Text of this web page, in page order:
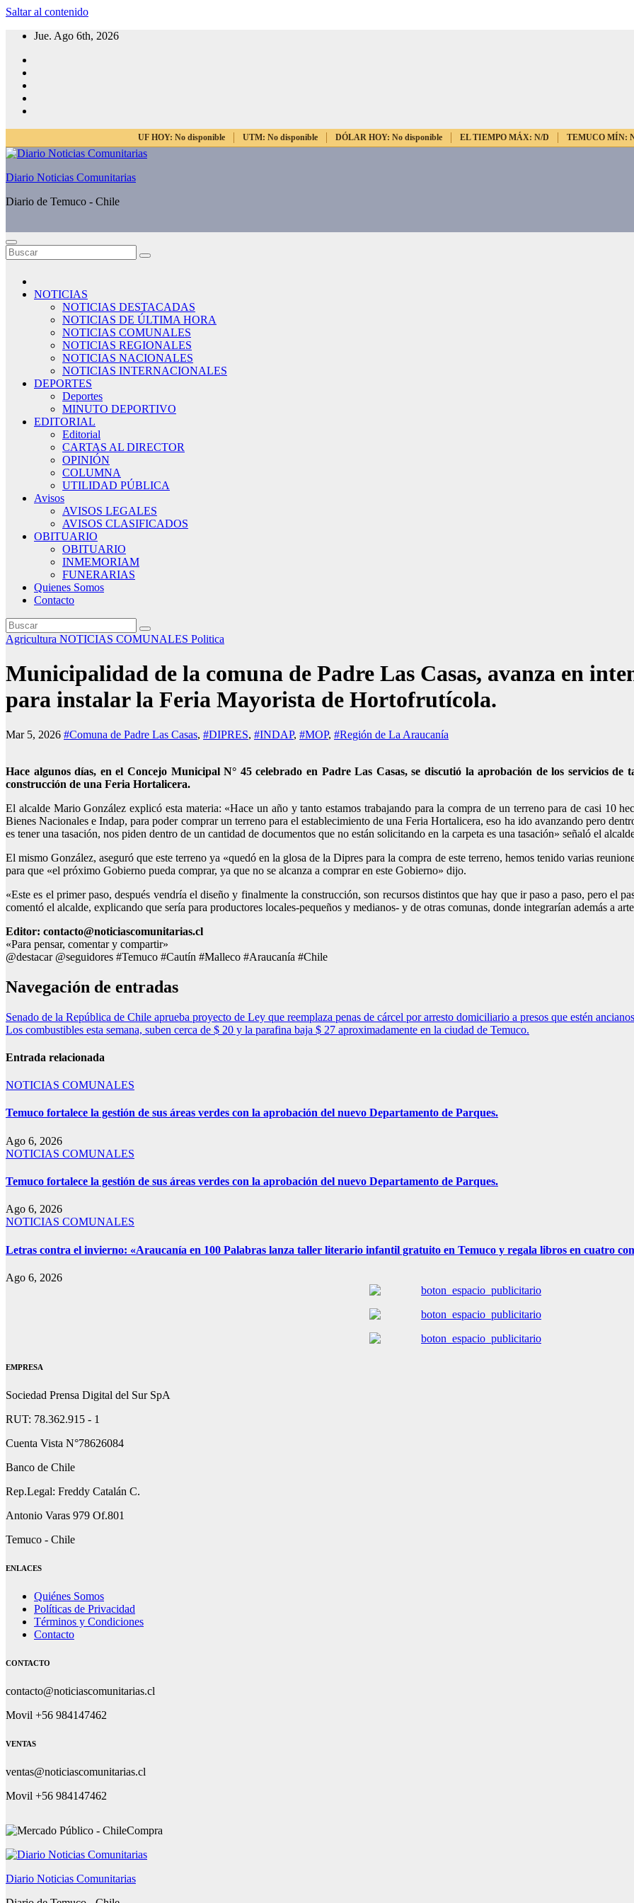
Saltar al contenido
Jue. Ago 6th, 2026
UF HOY: No disponible UTM: No disponible DÓLAR HOY: No disponible EL TIEMPO MÁX: N/D TEMUCO MÍN:
Diario Noticias Comunitarias
Diario de Temuco - Chile
NOTICIAS
NOTICIAS DESTACADAS
NOTICIAS DE ÚLTIMA HORA
NOTICIAS COMUNALES
NOTICIAS REGIONALES
NOTICIAS NACIONALES
NOTICIAS INTERNACIONALES
DEPORTES
Deportes
MINUTO DEPORTIVO
EDITORIAL
Editorial
CARTAS AL DIRECTOR
OPINIÓN
COLUMNA
UTILIDAD PÚBLICA
Avisos
AVISOS LEGALES
AVISOS CLASIFICADOS
OBITUARIO
OBITUARIO
INMEMORIAM
FUNERARIAS
Quienes Somos
Contacto
Agricultura NOTICIAS COMUNALES Politica
Municipalidad de la comuna de Padre Las Casas, avanza en
para instalar la Feria Mayorista de Hortofrutícola.
Mar 5, 2026 #Comuna de Padre Las Casas, #DIPRES, #INDAP, #MOP, #Región de La Araucanía
Hace algunos días, en el Concejo Municipal N° 45 celebrado en Padre Las Casas, se discutió la aprobación de los servicios
construcción de una Feria Hortalicera.
El alcalde Mario González explicó esta materia: «Hace un año y tanto estamos trabajando para la compra de un terreno para de casi 10
Bienes Nacionales e Indap, para poder comprar un terreno para el establecimiento de una Feria Hortalicera, eso ha ido avanzando pero
es tener una tasación, nos piden dentro de un cantidad de documentos que no están solicitando en la carpeta es una tasación» señaló el
El mismo González, aseguró que este terreno ya «quedó en la glosa de la Dipres para la compra de este terreno, hemos tenido varias
para que «el próximo Gobierno pueda comprar, ya que no se alcanza a comprar en este Gobierno» dijo.
«Este es el primer paso, después vendría el diseño y finalmente la construcción, son recursos distintos que hay que ir paso a paso, pero el
comentó el alcalde, explicando que sería para productores locales-pequeños y medianos- y de otras comunas, donde integrarían además a
Editor: contacto@noticiascomunitarias.cl
«Para pensar, comentar y compartir»
@destacar @seguidores #Temuco #Cautín #Malleco #Araucanía #Chile
Navegación de entradas
Senado de la República de Chile aprueba proyecto de Ley que reemplaza penas de cárcel por arresto domiciliario a presos que estén
Los combustibles esta semana, suben cerca de $ 20 y la parafina baja $ 27 aproximadamente en la ciudad de Temuco.
Entrada relacionada
NOTICIAS COMUNALES
Temuco fortalece la gestión de sus áreas verdes con la aprobación del nuevo Departamento de Parques.
Ago 6, 2026
NOTICIAS COMUNALES
Temuco fortalece la gestión de sus áreas verdes con la aprobación del nuevo Departamento de Parques.
Ago 6, 2026
NOTICIAS COMUNALES
Letras contra el invierno: «Araucanía en 100 Palabras lanza taller literario infantil gratuito en Temuco y regala libros en cuatro
Ago 6, 2026
EMPRESA
Sociedad Prensa Digital del Sur SpA
RUT: 78.362.915 - 1
Cuenta Vista N°78626084
Banco de Chile
Rep.Legal: Freddy Catalán C.
Antonio Varas 979 Of.801
Temuco - Chile
ENLACES
Quiénes Somos
Políticas de Privacidad
Términos y Condiciones
Contacto
CONTACTO
contacto@noticiascomunitarias.cl
Movil +56 984147462
VENTAS
ventas@noticiascomunitarias.cl
Movil +56 984147462
Diario Noticias Comunitarias